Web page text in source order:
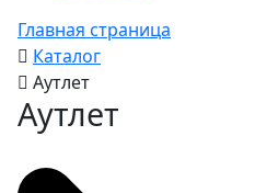
Главная страница
Каталог
Аутлет
Аутлет